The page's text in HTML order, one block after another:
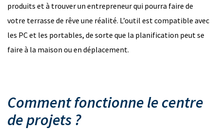
produits et à trouver un entrepreneur qui pourra faire de
votre terrasse de rêve une réalité. L’outil est compatible avec
les PC et les portables, de sorte que la planification peut se
faire à la maison ou en déplacement.
Comment fonctionne le centre
de projets ?